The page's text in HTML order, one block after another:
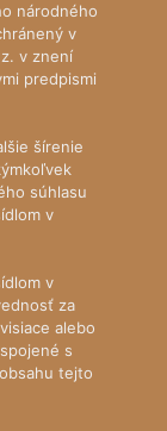
národného
v
v znení
predpismi
šírenie
súhlasu
v
v
za
alebo
s
tejto